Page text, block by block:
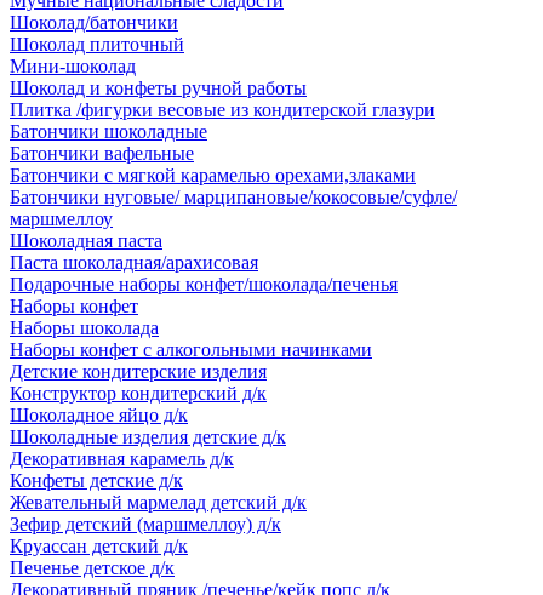
Шоколад/батончики
Шоколад плиточный
Мини-шоколад
Шоколад и конфеты ручной работы
Плитка /фигурки весовые из кондитерской глазури
Батончики шоколадные
Батончики вафельные
Батончики с мягкой карамелью орехами,злаками
Батончики нуговые/ марципановые/кокосовые/суфле/
маршмеллоу
Шоколадная паста
Паста шоколадная/арахисовая
Подарочные наборы конфет/шоколада/печенья
Наборы конфет
Наборы шоколада
Наборы конфет с алкогольными начинками
Детские кондитерские изделия
Конструктор кондитерский д/к
Шоколадное яйцо д/к
Шоколадные изделия детские д/к
Декоративная карамель д/к
Конфеты детские д/к
Жевательный мармелад детский д/к
Зефир детский (маршмеллоу) д/к
Круассан детский д/к
Печенье детское д/к
Декоративный пряник /печенье/кейк попс д/к